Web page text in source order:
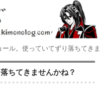
ール。使っていてずり落ちてき
ちてきませんかね？